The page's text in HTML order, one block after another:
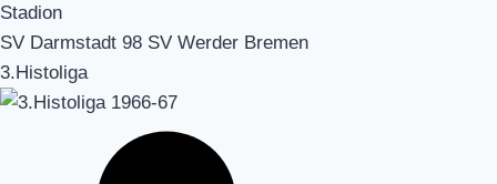
Stadion
SV Darmstadt 98 SV Werder Bremen
3.Histoliga